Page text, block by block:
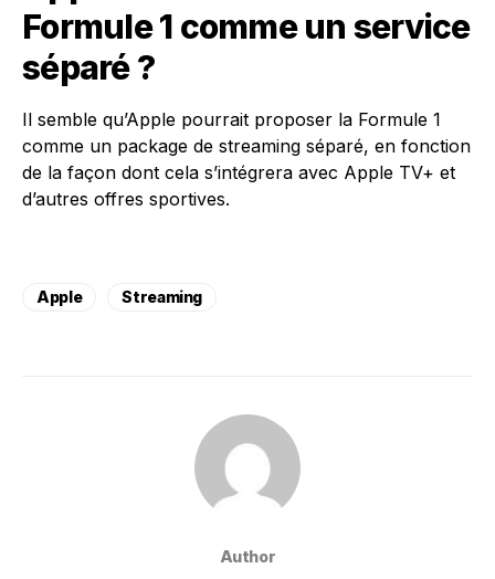
Formule 1 comme un service
séparé ?
Il semble qu’Apple pourrait proposer la Formule 1
comme un package de streaming séparé, en fonction
de la façon dont cela s’intégrera avec Apple TV+ et
d’autres offres sportives.
Apple Streaming
Author